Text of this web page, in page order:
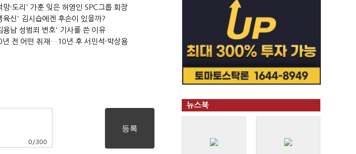
·도리' 가훈 잊은 허영인 SPC그룹 회장
육신' 김시습에겐 후손이 있을까?
용남 성범죄 변호' 기사를 쓴 이유
년 전 어떤 취재…10년 후 서민석·박상용
0 /300
뉴스북